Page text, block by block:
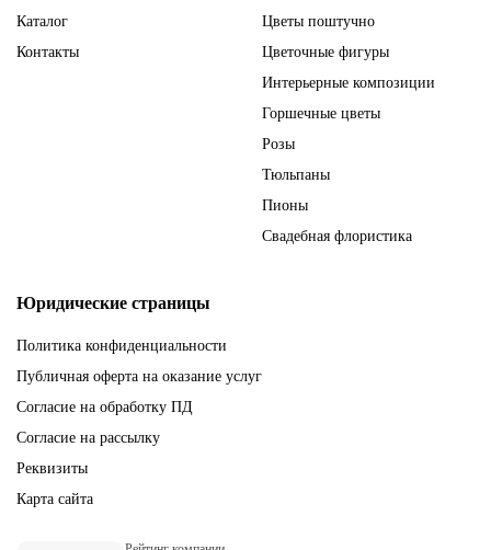
Каталог
Контакты
Цветы поштучно
Цветочные фигуры
Интерьерные композиции
Горшечные цветы
Розы
Тюльпаны
Пионы
Свадебная флористика
Юридические страницы
Политика конфиденциальности
Публичная оферта на оказание услуг
Согласие на обработку ПД
Согласие на рассылку
Реквизиты
Карта сайта